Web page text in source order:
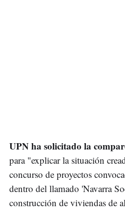
UPN ha solicitado la
para "explicar la situación
concurso de proyectos
dentro del llamado 'Navarra
construcción de viviendas de